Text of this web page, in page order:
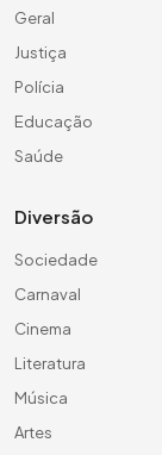
Geral
Justiça
Polícia
Educação
Saúde
Diversão
Sociedade
Carnaval
Cinema
Literatura
Música
Artes